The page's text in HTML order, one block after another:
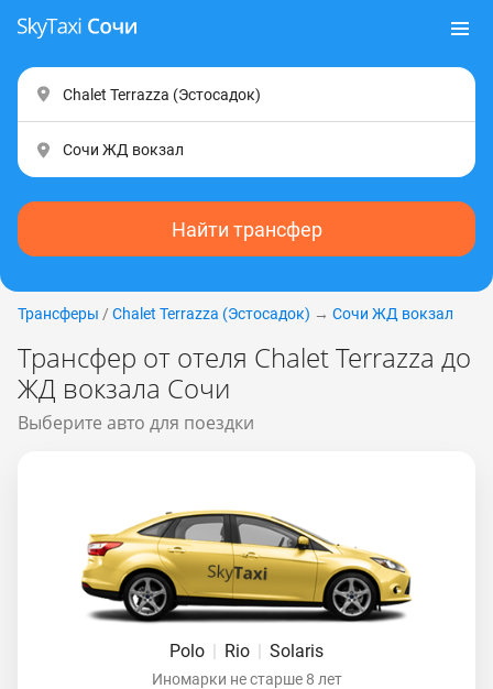
Найти трансфер
Трансферы / Chalet Terrazza (Эстocaдoк) → Сочи ЖД вокзал
Трансфер от отеля Chalet Terrazza до
ЖД вокзала Сочи
Выберите авто для поездки
Polo | Rio | Solaris
Иномарки не старше 8 лет